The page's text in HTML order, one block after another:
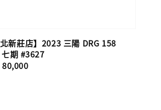
北新莊店】2023 三陽 DRG 158
期 #3627